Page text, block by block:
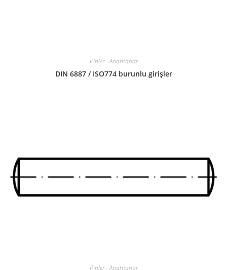
Pinler - Anahtarlar
DIN 6887 / ISO774 burunlu girişler
Pinler - Anahtarlar